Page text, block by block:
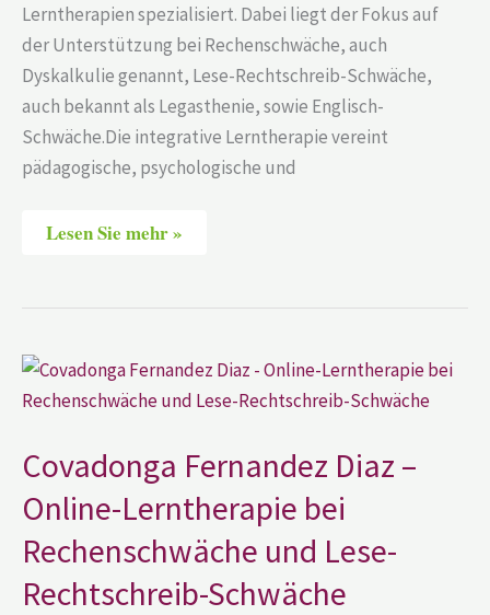
Lerntherapien spezialisiert. Dabei liegt der Fokus auf
der Unterstützung bei Rechenschwäche, auch
Dyskalkulie genannt, Lese-Rechtschreib-Schwäche,
auch bekannt als Legasthenie, sowie Englisch-
Schwäche.Die integrative Lerntherapie vereint
pädagogische, psychologische und
Lesen Sie mehr »
Covadonga Fernandez Diaz –
Online-Lerntherapie bei
Rechenschwäche und Lese-
Rechtschreib-Schwäche
Covadonga
Fernandez
Diaz
Lerntherapie
bei
Rechenschwäche
und
Rechtschreib-
Schwäche